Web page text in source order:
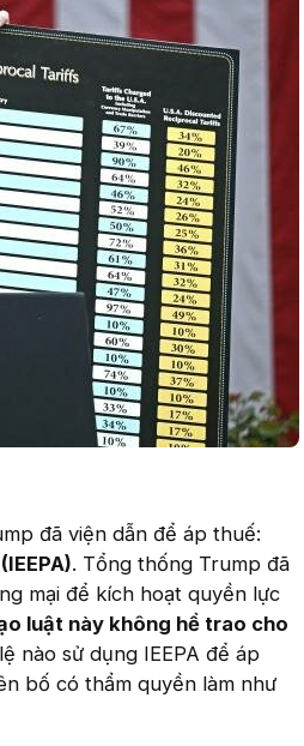
đã viện dẫn để áp thuế:
. Tổng thống Trump đã
mại để kích hoạt quyền lực
luật này không hề trao cho
nào sử dụng IEEPA để áp
bố có thẩm quyền làm như